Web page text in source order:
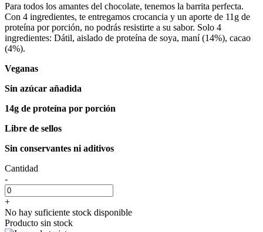
Para todos los amantes del chocolate, tenemos la barrita perfecta.
Con 4 ingredientes, te entregamos crocancia y un aporte de 11g de
proteína por porción, no podrás resistirte a su sabor. Solo 4
ingredientes: Dátil, aislado de proteína de soya, maní (14%), cacao
(4%).
Veganas
Sin azúcar añadida
14g de proteína por porción
Libre de sellos
Sin conservantes ni aditivos
Cantidad
-
+
No hay suficiente stock disponible
Producto sin stock